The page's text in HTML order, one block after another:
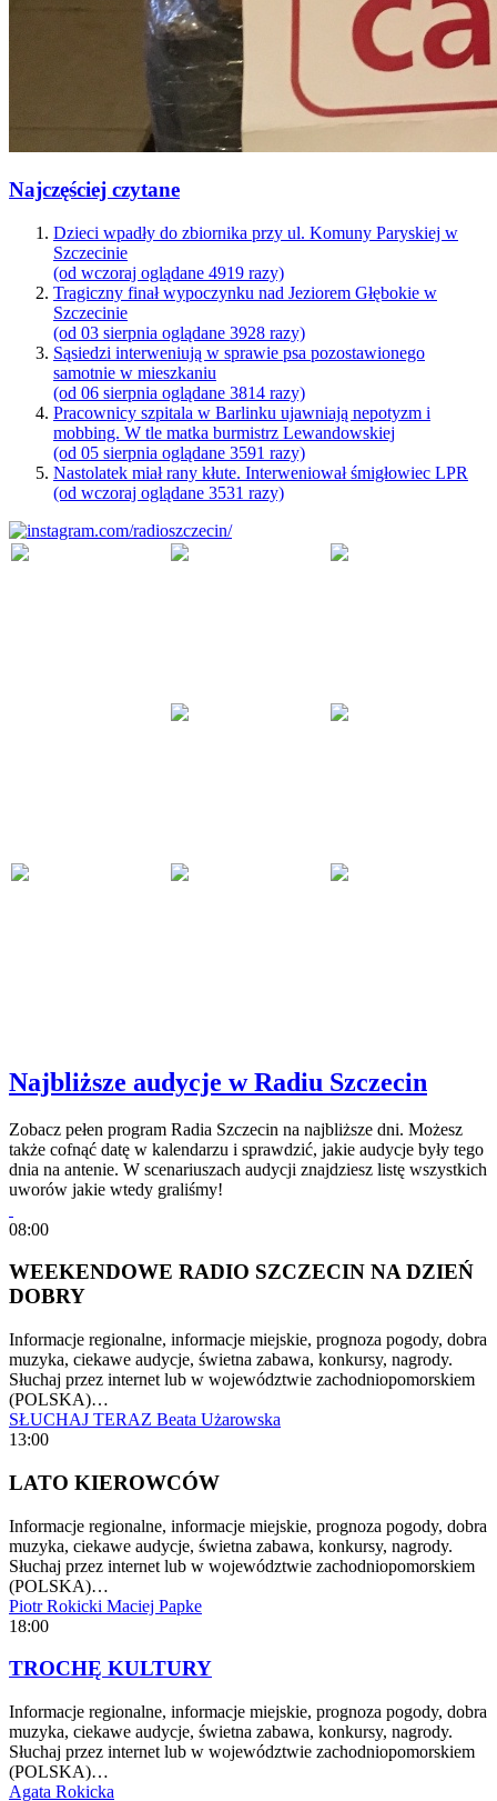
Najczęściej czytane
Dzieci wpadły do zbiornika przy ul. Komuny Paryskiej w
Szczecinie
(od wczoraj oglądane 4919 razy)
Tragiczny finał wypoczynku nad Jeziorem Głębokie w
Szczecinie
(od 03 sierpnia oglądane 3928 razy)
Sąsiedzi interweniują w sprawie psa pozostawionego
samotnie w mieszkaniu
(od 06 sierpnia oglądane 3814 razy)
Pracownicy szpitala w Barlinku ujawniają nepotyzm i
mobbing. W tle matka burmistrz Lewandowskiej
(od 05 sierpnia oglądane 3591 razy)
Nastolatek miał rany kłute. Interweniował śmigłowiec LPR
(od wczoraj oglądane 3531 razy)
Najbliższe audycje w Radiu Szczecin
Zobacz pełen program Radia Szczecin na najbliższe dni. Możesz
także cofnąć datę w kalendarzu i sprawdzić, jakie audycje były tego
dnia na antenie. W scenariuszach audycji znajdziesz listę wszystkich
uworów jakie wtedy graliśmy!
08:00
WEEKENDOWE RADIO SZCZECIN NA DZIEŃ
DOBRY
Informacje regionalne, informacje miejskie, prognoza pogody, dobra
muzyka, ciekawe audycje, świetna zabawa, konkursy, nagrody.
Słuchaj przez internet lub w województwie zachodniopomorskiem
(POLSKA)…
SŁUCHAJ TERAZ Beata Użarowska
13:00
LATO KIEROWCÓW
Informacje regionalne, informacje miejskie, prognoza pogody, dobra
muzyka, ciekawe audycje, świetna zabawa, konkursy, nagrody.
Słuchaj przez internet lub w województwie zachodniopomorskiem
(POLSKA)…
Piotr Rokicki Maciej Papke
18:00
TROCHĘ KULTURY
Informacje regionalne, informacje miejskie, prognoza pogody, dobra
muzyka, ciekawe audycje, świetna zabawa, konkursy, nagrody.
Słuchaj przez internet lub w województwie zachodniopomorskiem
(POLSKA)…
Agata Rokicka